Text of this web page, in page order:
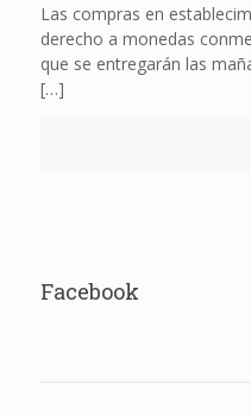
Las compras en
derecho a monedas
que se entregarán las
[…]
Facebook